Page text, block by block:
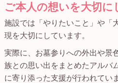
ご本人の想いを大切に
施設では「やりたいこと」や「
現を大切にしています。
実際に、お墓参りへの外出や景
族との思い出をまとめたアルバ
に寄り添った支援が行われてい